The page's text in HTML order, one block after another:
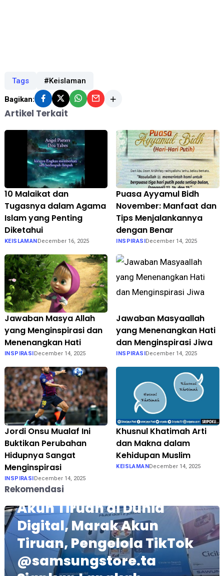
Tags #Keislaman
Bagikan:
Artikel Terkait
10 Malaikat dan
Tugasnya dalam Agama
Islam yang Penting
Diketahui
KEISLAMAN December 16, 2025
Puasa Ayyamul Bidh
November: Manfaat dan
Tips Menjalankannya
dengan Benar
INSPIRASI December 14, 2025
Jawaban Masya Allah
yang Menginspirasi dan
Menenangkan Hati
INSPIRASI December 14, 2025
Jawaban Masyaallah
yang Menenangkan Hati
dan Menginspirasi Jiwa
INSPIRASI December 14, 2025
Jordi Onsu Mualaf Ini
Buktikan Perubahan
Hidupnya Sangat
Menginspirasi
INSPIRASIDecember 14, 2025
Khusnul Khatimah Arti
dan Makna dalam
Kehidupan Muslim
KEISLAMANDecember 14, 2025
Rekomendasi
Fokus pada Tantangan
Akun Tiruan di Dunia
Digital, Marak Akun
Tiruan, Pengelola TikTok
@samsungstore.ta